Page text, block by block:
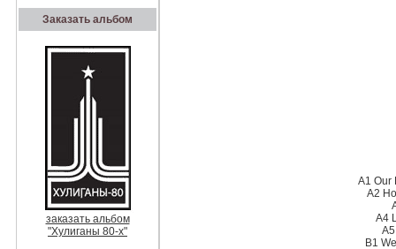
Заказать альбом
заказать альбом
"Хулиганы 80-х"
A1 Our
A2
A4
B1